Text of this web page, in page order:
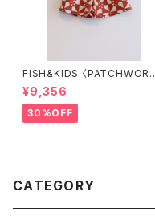
FISH&KIDS 〈PATCHWORK
SHORT〉
¥9,356
30%OFF
CATEGORY